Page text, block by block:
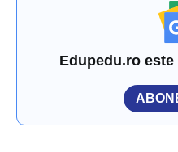
Edupedu.ro